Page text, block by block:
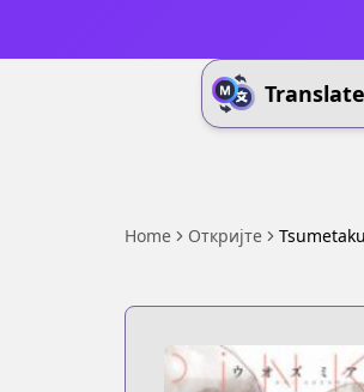
Home Откријте